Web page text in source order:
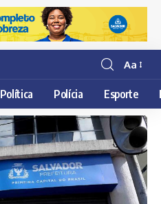
Resisor
de
fonte
Aa
Política Polícia Esporte